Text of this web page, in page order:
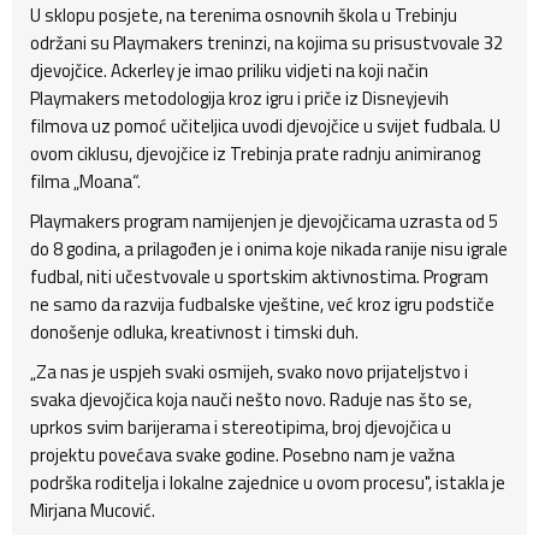
U sklopu posjete, na terenima osnovnih škola u Trebinju
održani su Playmakers treninzi, na kojima su prisustvovale 32
djevojčice. Ackerley je imao priliku vidjeti na koji način
Playmakers metodologija kroz igru i priče iz Disneyjevih
filmova uz pomoć učiteljica uvodi djevojčice u svijet fudbala. U
ovom ciklusu, djevojčice iz Trebinja prate radnju animiranog
filma „Moana“.
Playmakers program namijenjen je djevojčicama uzrasta od 5
do 8 godina, a prilagođen je i onima koje nikada ranije nisu igrale
fudbal, niti učestvovale u sportskim aktivnostima. Program
ne samo da razvija fudbalske vještine, već kroz igru podstiče
donošenje odluka, kreativnost i timski duh.
„Za nas je uspjeh svaki osmijeh, svako novo prijateljstvo i
svaka djevojčica koja nauči nešto novo. Raduje nas što se,
uprkos svim barijerama i stereotipima, broj djevojčica u
projektu povećava svake godine. Posebno nam je važna
podrška roditelja i lokalne zajednice u ovom procesu", istakla je
Mirjana Mucović.